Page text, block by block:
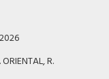
R.